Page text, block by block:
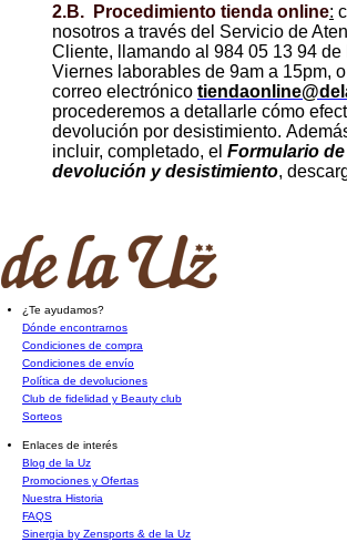
2.B. Procedimiento tienda online:
nosotros a través del Servicio de
Cliente, llamando al 984 05 13 94 de
Viernes laborables de 9am a 15pm, o
correo electrónico
procederemos a detallarle cómo
devolución por desistimiento.
incluir, completado, el Formulario
devolución y desistimiento,
¿Te ayudamos?
Dónde encontrarnos
Condiciones de compra
Condiciones de envío
Política de devoluciones
Club de fidelidad y Beauty club
Sorteos
Enlaces de interés
Blog de la Uz
Promociones y Ofertas
Nuestra Historia
FAQS
Sinergia by Zensports & de la Uz